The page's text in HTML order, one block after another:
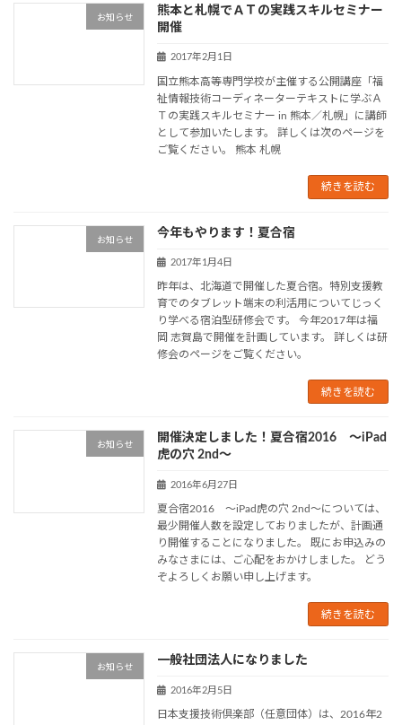
お知らせ
熊本と札幌でＡＴの実践スキルセミナー
開催
2017年2月1日
国立熊本高等専門学校が主催する公開講座「福
祉情報技術コーディネーターテキストに学ぶＡ
Ｔの実践スキルセミナー in 熊本／札幌」に講師
として参加いたします。 詳しくは次のページを
ご覧ください。 熊本 札幌
続きを読む
お知らせ
今年もやります！夏合宿
2017年1月4日
昨年は、北海道で開催した夏合宿。特別支援教
育でのタブレット端末の利活用についてじっく
り学べる宿泊型研修会です。 今年2017年は福
岡 志賀島で開催を計画しています。 詳しくは研
修会のページをご覧ください。
続きを読む
お知らせ
開催決定しました！夏合宿2016 ～iPad
虎の穴 2nd～
2016年6月27日
夏合宿2016 ～iPad虎の穴 2nd～については、
最少開催人数を設定しておりましたが、計画通
り開催することになりました。 既にお申込みの
みなさまには、ご心配をおかけしました。 どう
ぞよろしくお願い申し上げます。
続きを読む
お知らせ
一般社団法人になりました
2016年2月5日
日本支援技術倶楽部（任意団体）は、2016年2